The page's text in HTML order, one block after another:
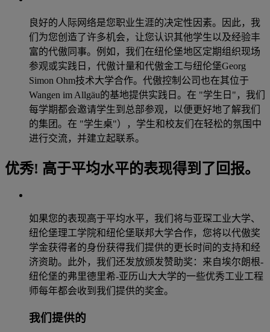
良好的人际网络是您职业生涯的决定性因素。因此，我
们为您创造了许多机会，让您认识其他学生以及经验丰
富的代傲同事。例如，我们在纽伦堡地区定期组织现场
参观或实践日，代傲计量和代傲金工与纽伦堡Georg
Simon Ohm技术大学合作。代傲控制公司也在其位于
Wangen im Allgäu的基地提供实践日。在 "学生日"，我们
每学期都会邀请学生到总部参观，以便更好地了解我们
的集团。在 "学生桌"），学生和校友们在轻松的氛围中
进行交流，并建立起联系。
优秀! 高于平均水平的表现得到了回报。
如果您的表现高于平均水平，我们将与亚琛工业大学、
纽伦堡理工学院和纽伦堡联邦大学合作，您将以代傲奖
学金获得者的身份获得我们提供的更长时间的支持和经
济资助。此外，我们还发放颁发赞助奖：来自埃尔朗根-
纽伦堡的弗里德里希-亚历山大大学的一些优秀工业工程
师每年都会收到我们提供的奖金。
我们提供的